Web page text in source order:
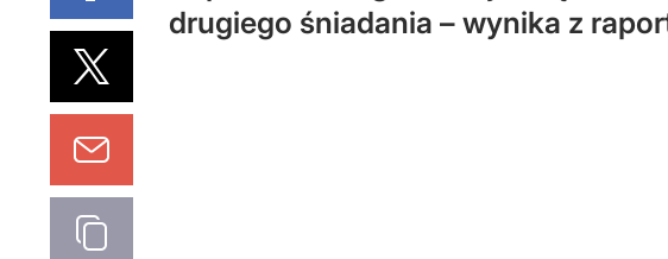
drugiego śniadania – wynika z